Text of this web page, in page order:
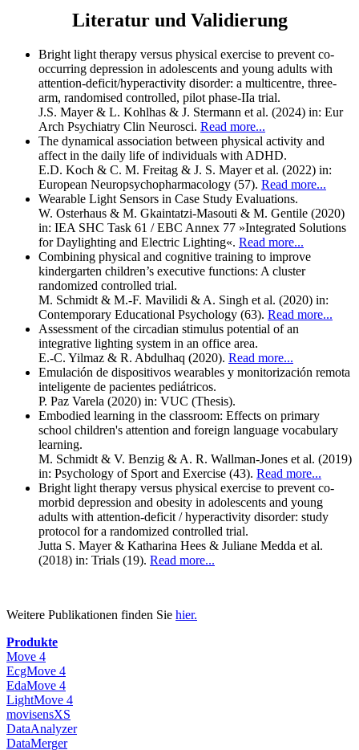
Literatur und Validierung
Bright light therapy versus physical exercise to prevent co-
occurring depression in adolescents and young adults with
attention-deficit/hyperactivity disorder: a multicentre, three-
arm, randomised controlled, pilot phase-IIa trial.
J.S. Mayer & L. Kohlhas & J. Stermann et al. (2024) in: Eur
Arch Psychiatry Clin Neurosci. Read more...
The dynamical association between physical activity and
affect in the daily life of individuals with ADHD.
E.D. Koch & C. M. Freitag & J. S. Mayer et al. (2022) in:
European Neuropsychopharmacology (57). Read more...
Wearable Light Sensors in Case Study Evaluations.
W. Osterhaus & M. Gkaintatzi-Masouti & M. Gentile (2020)
in: IEA SHC Task 61 / EBC Annex 77 »Integrated Solutions
for Daylighting and Electric Lighting«. Read more...
Combining physical and cognitive training to improve
kindergarten children’s executive functions: A cluster
randomized controlled trial.
M. Schmidt & M.-F. Mavilidi & A. Singh et al. (2020) in:
Contemporary Educational Psychology (63). Read more...
Assessment of the circadian stimulus potential of an
integrative lighting system in an office area.
E.-C. Yilmaz & R. Abdulhaq (2020). Read more...
Emulación de dispositivos wearables y monitorización remota
inteligente de pacientes pediátricos.
P. Paz Varela (2020) in: VUC (Thesis).
Embodied learning in the classroom: Effects on primary
school children's attention and foreign language vocabulary
learning.
M. Schmidt & V. Benzig & A. R. Wallman-Jones et al. (2019)
in: Psychology of Sport and Exercise (43). Read more...
Bright light therapy versus physical exercise to prevent co-
morbid depression and obesity in adolescents and young
adults with attention-deficit / hyperactivity disorder: study
protocol for a randomized controlled trial.
Jutta S. Mayer & Katharina Hees & Juliane Medda et al.
(2018) in: Trials (19). Read more...
Weitere Publikationen finden Sie hier.
Produkte
Move 4
EcgMove 4
EdaMove 4
LightMove 4
movisensXS
DataAnalyzer
DataMerger